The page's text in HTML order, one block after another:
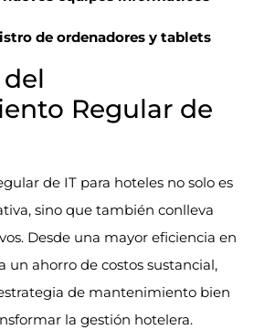
de ordenadores y tablets
Regular de
de IT para hoteles no solo es
sino que también conlleva
Desde una mayor eficiencia en
un ahorro de costos sustancial,
de mantenimiento bien
la gestión hotelera.